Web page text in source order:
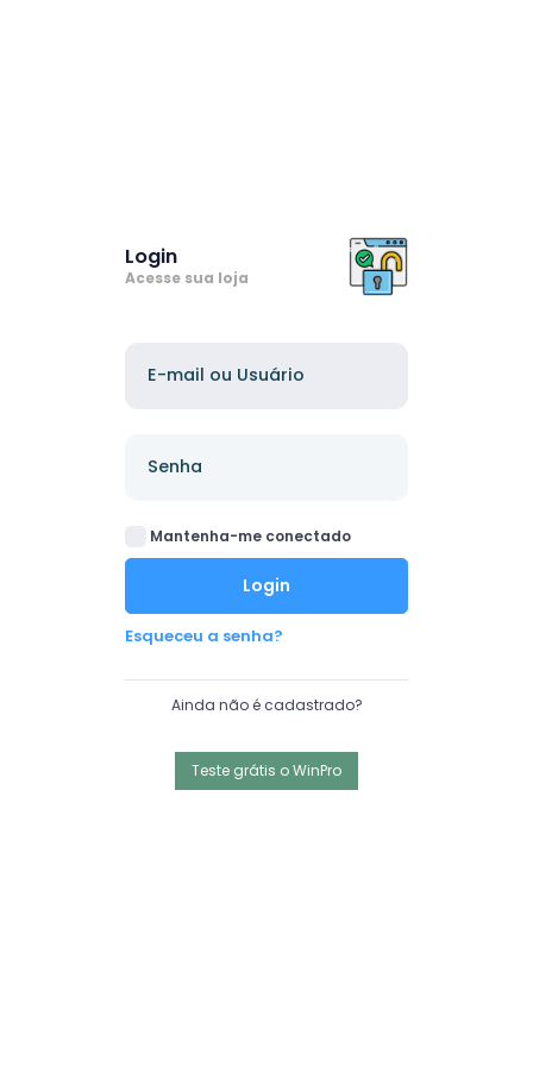
Login
Acesse sua loja
Mantenha-me conectado
Login
Esqueceu a senha?
Ainda não é cadastrado?
Teste grátis o WinPro